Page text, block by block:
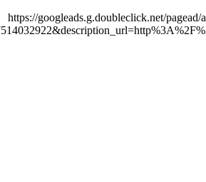
https://googleads.g.doubleclick.net/